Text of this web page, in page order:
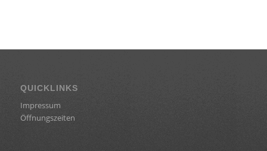
QUICKLINKS
Impressum
Öffnungszeiten